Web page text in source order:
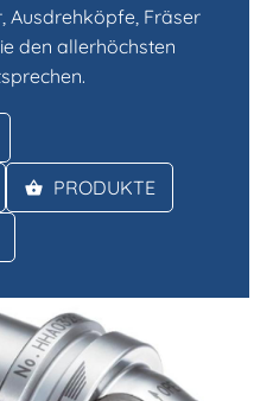
Ausdrehköpfe, Fräser
den allerhöchsten
PRODUKTE